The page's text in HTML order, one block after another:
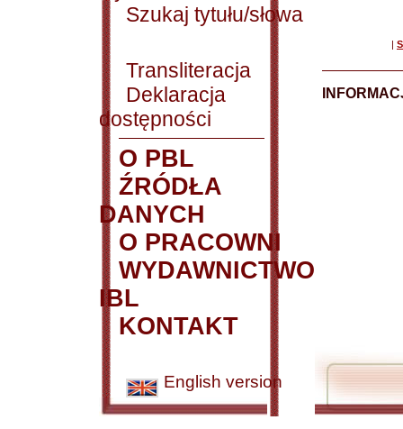
Szukaj tytułu/słowa
Transliteracja
Deklaracja
dostępności
O PBL
ŹRÓDŁA
DANYCH
O PRACOWNI
WYDAWNICTWO
IBL
KONTAKT
English version
|